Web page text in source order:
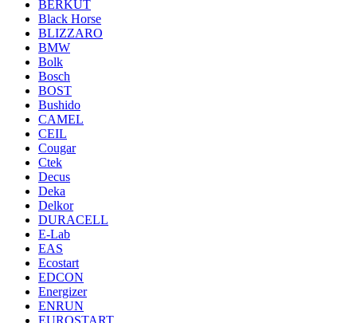
BERKUT
Black Horse
BLIZZARO
BMW
Bolk
Bosch
BOST
Bushido
CAMEL
CEIL
Cougar
Ctek
Decus
Deka
Delkor
DURACELL
E-Lab
EAS
Ecostart
EDCON
Energizer
ENRUN